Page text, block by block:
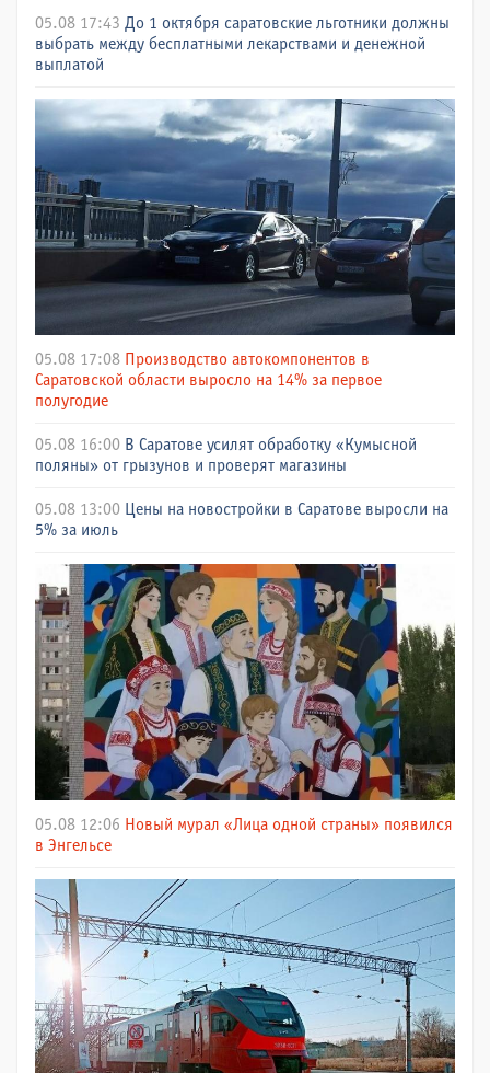
05.08 17:43 До 1 октября саратовские льготники должны
выбрать между бесплатными лекарствами и денежной
выплатой
05.08 17:08 Производство автокомпонентов в
Саратовской области выросло на 14% за первое
полугодие
05.08 16:00 В Саратове усилят обработку «Кумысной
поляны» от грызунов и проверят магазины
05.08 13:00 Цены на новостройки в Саратове выросли на
5% за июль
05.08 12:06 Новый мурал «Лица одной страны» появился
в Энгельсе